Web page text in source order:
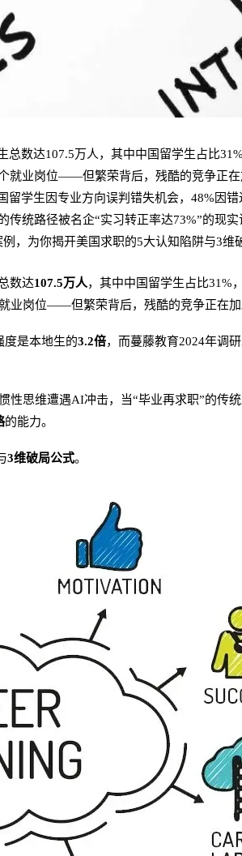
数达107.5万人，其中中国留学生占比
就业岗位——但繁荣背后，残酷的竞争正
学生因专业方向误判错失机会，48%因
统路径被名企“实习转正率达73%”的现
，为你揭开美国求职的5大认知陷阱与3维
数达107.5万人，其中中国留学生占比31%
业岗位——但繁荣背后，残酷的竞争正在加
度是本地生的3.2倍，而蔓藤教育2024年调研
性思维遭遇AI冲击，当“毕业再求职”的传
的能力。
3维破局公式。